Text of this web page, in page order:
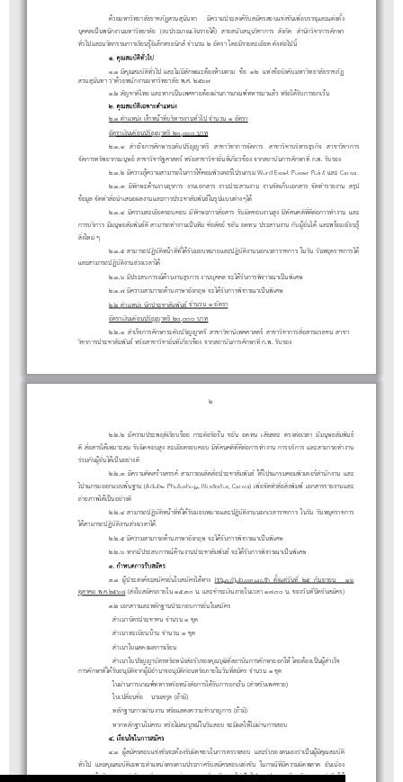
ดวยมหาวิทยาลัยราชภัฏสวนสุนันทา มีความประสงครับสมัครสอบแขงขันเพื่อบรรจุและแตงตั้ง
บุคคลเปนพนักงานมหาวิทยาลัย (งบประมาณเงินรายได) สายสนับสนุนวิชาการ สังกัด สํานักวิชาการศึกษา
ทั่วไปและนวัตกรรมการเรียนรูอิเล็กทรอนิกส จํานวน ๒ อัตรา โดยมีรายละเอียด ดังตอไปนี้
๑.
ค
ณสม
บตท
วไป
๑.๑
มีคุ
ณสม
บัติทั่
วไป และไ
ม มีลั
กษณะ
ต
อง ามตาม
อ ๑๒ แ งอ งบมหา ทยา ยราช ฏ
สวน
นทา
ว
า
ด
วยพ
นั
กงานมหา
วิ
ทยา
ลั
ย พ.ศ. ๒๕๖๗
๑.๒ สัญชาติไทย และหากเปนเพศชายตองผานการเกณฑทหารมาแลว หรือไดรับการยกเวน
๒.
ค
ณสม
บต
เฉพาะ
ตา
แห
น
ง
๒.๑ ตําแหนง เจาหนาที่บริหารงานทั่วไป จํานวน ๑ อัตรา
อัตราเงินเดือนปริญญาตรี ๒๐ ,๐๐๐ บาท
๒.๑.๑ สําเร็จการศึกษาระดับปริญญาตรี สาขาวิชาการจัดการ สาขาวิชาบริหารธุรกิจ สาขาวิชาการ
จัดการทรัพยากรมนุษย สาขาวิชารัฐศาสตร หรือสาขาวิชาอื่นที่เกี่ยวของ จากสถาบันการศึกษาที่ ก.พ รับรอง
๒.๑.๒ มีความรูความสามารถในการใชคอมพิวเตอรโปรแกรม Word Excel Power Point และ Canva
๒.๑.๓ มีทักษะดานงานธุรการ งานเอกสาร งานประสานงาน งานจัดเก็บเอกสาร จัดทํารายงาน สรุป
ขอมูลจัดทําสื่อนําเสนอผลงานและการประชาสัมพันธในรูปแบบตางๆได
๒.๑.๔ มีความละเอียดรอบคอบ มีทักษะการสื่อสาร รับผิดชอบงานสูง มีทัศนคติที่ดีตอการทํางาน และ
การบ
ริ
การ
ม ษย มน
สามารถ
งานเ นม อต ขน อดทน ประสานงาน
บ นไ
และพ อมเ ยน
งให
ๆ
๒.๑.๕ สามารถปฏิบัติหนาที่ที่ไดรับมอบหมายและปฏิบัติงานนอกเวลาราชการ ในวันวันหยุดราชการได
และสามารถป
ฏิบัติ
งาน
ล
วงเวลาไ
ด
๒.๑.๖ มีประสบการณดานงานธุรการ งานบุคคล จะไดรับการพิจารณาเปนพิเศษ
๒.๑.๗ มีความสามารถดานภาษาอังกฤษ จะไดรับการพิจารณาเปนพิเศษ
๒.๒ ตําแหนง นักประชาสัมพันธ จํานวน ๑ อัตรา
อัตราเงินเดือนปริญญาตรี ๒๐ ,๐๐๐ บาท
๒.๒.๑ สําเร็จการศึกษาระดับปริญญาตรี สาขาวิชานิเทศศาสตร สาขาวิชาการสื่อสารมวลชน สาขา
วิชาการประชาสัมพันธ หรือสาขาวิชาอื่นที่เกี่ยวของ จากสถาบันการศึกษาที่ ก.พ. รับรอง
- ๒ -
๒.๒.๒ มีความประพฤติเรียบรอย กระตือรือรน ขยัน อดทน เสียสละ ตรงตอเวลา มีมนุษยสัมพันธ
ดี สื่อสารไดเหมาะสม รับผิดชอบสูง ละเอียดรอบคอบ มีทัศนคติที่ดีตอการทํางาน การบริการ และสามารถทํางาน
รวมกับผูอื่นไดเปนอยางดี
๒.๒.๓ มีความคิดสรางสรรค สามารถผลิตสื่อประชาสัมพันธ ใชโปรแกรมคอมพิวเตอรสํานักงาน และ
โปรแกรมออกแบบ
พื้
นฐาน (Adobe Photoshop, Illustrator, Canva) เพื่อจัดทําสื่อสิ่งพิมพ เอกสารรายงานและ
ถายภาพไดเปนอยางดี
๒.๒.๔สามารถปฏิบัติหนาที่ที่ไดรับมอบหมายและปฏิบัติงานนอกเวลาราชการ ในวัน วันหยุดราชการ
ไสามารถป
ฏิบัติ
งาน
ล
วงเวลาไ
ด
๒.๒.๕มีความสามารถดานภาษาอังกฤษ จะไดรับการพิจารณาเปนพิเศษ
๒.๒.๖หากมีประสบการณดานงานประชาสัมพันธ จะไดรับการพิจารณาเปนพิเศษ
๓.
ก า
หนดการ
ร
บส
ม
คร
๓.๑
ผู
ประสง
ค
จะส
มั
คร
ยื่
นใบส
มั
ครไ
ด
ทาง https://job.ssru.ac.th ตั้งแตวันที่ ๒๕ กันยายน - ๑๖
ตุลาคม พ.ศ.๒๕๖๘ (สงใบสมัครภายใน ๑๕.๓๐ น. และชําระเงินภายในเวลา ๑๗.๐๐ น. ของวันที่ปดรับสมัคร)
๓.๒ เอกสารและห
ลั
กฐานประกอบการ นใบส คร
สํา
เนา
บั
ตรประชาชน
จํา
นวน ๑
ชุ
ด
สํา
เนาทะเ
บี
ยน
บ
าน
จํา
นวน ๑ ด
สํา
เนาใบแสดงผลการเ
รี
ยน
สําเนาใบปริญญาบัตรหรือหนังสือรับรองคุณ
วุฒิที่สถาบันการศึกษาออกให โดยตองเปนผูสําเร็จ
การ กษา ไ
ดรั
บอ
นุมัติ
จาก
ผูมีอํา
นาจอ
นุมัติก
อนห
รื
อภายใน
วั
น
ที่
ส
มั
คร จํานวน ๑ ชุด
- ใบ
ผ
านการเกณ
ฑ
ทหารห
รื
อห
นั
งอการไ
บการยกเ น (
หบเพศชาย)
- ใบเป
ลี่
ยน
ชื่
อ – นามส
กุ
ล (
ถ
า
มี
)
หลักฐานการผานงาน หรือแสดงความชํานาญการ (ถามี)
- หากห
ลั
กฐานไ
ม
ครบ ห อไ สม ร ใน นสอบ จะ ผลใ ไ านการสอบ
๔. เ
ง
อนไขในการส
ม
คร
๔.๑
ผู
ส
มั
ครสอบแ
ข
ง
ขั
นจะ
ต
อง
รั
บ
ผิ
ดชอบในการตรวจสอบ และ
รั
บรองตนเอง
ว
าเ
ป
น
ผูมี
คุณสมบัติ
ทั่วไป และคุณสมบัติเฉพาะตําแหนงตรงตามประกาศรับสมัครสอบแขงขัน ในกรณีที่มีความผิดพลาด อันเนื่อง
มาจาก สครสอบแ งน หอตรวจพบ าเอกสารห อห กฐานไ เ นไปตามประกาศ บส ครสอบแขงขันให